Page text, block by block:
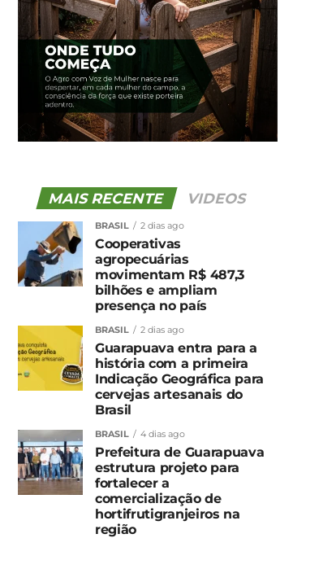
MAIS RECENTE VIDEOS
BRASIL 2 dias ago
Cooperativas
agropecuárias
movimentam R$ 487,3
bilhões e ampliam
presença no país
BRASIL 2 dias ago
Guarapuava entra para a
história com a primeira
Indicação Geográfica para
cervejas artesanais do
Brasil
BRASIL 4 dias ago
Prefeitura de Guarapuava
estrutura projeto para
fortalecer a
comercialização de
hortifrutigranjeiros na
região